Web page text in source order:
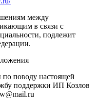
между
в связи с
подлежит
поводу настоящей
поддержки ИП Козлов